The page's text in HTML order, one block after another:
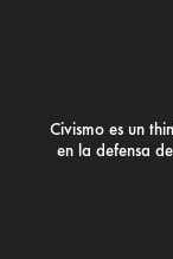
Civismo es un
en la defensa